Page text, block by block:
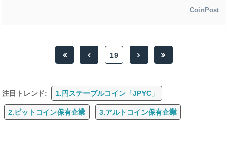
CoinPost
19
注目トレンド: 1.円ステーブルコイン「JPYC」
2.ビットコイン保有企業 3.アルトコイン保有企業